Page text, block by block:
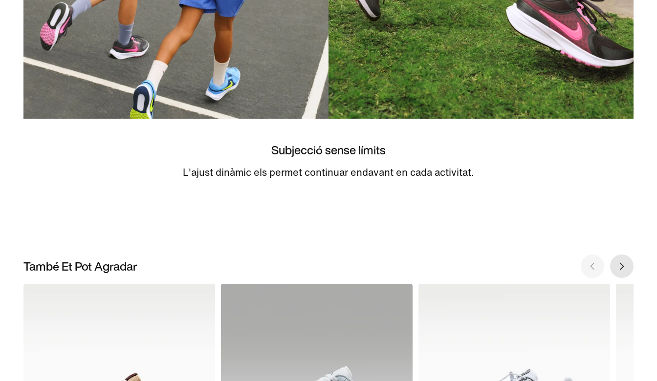
Subjecció sense límits
L'ajust dinàmic els permet continuar endavant en cada activitat.
També Et Pot Agradar